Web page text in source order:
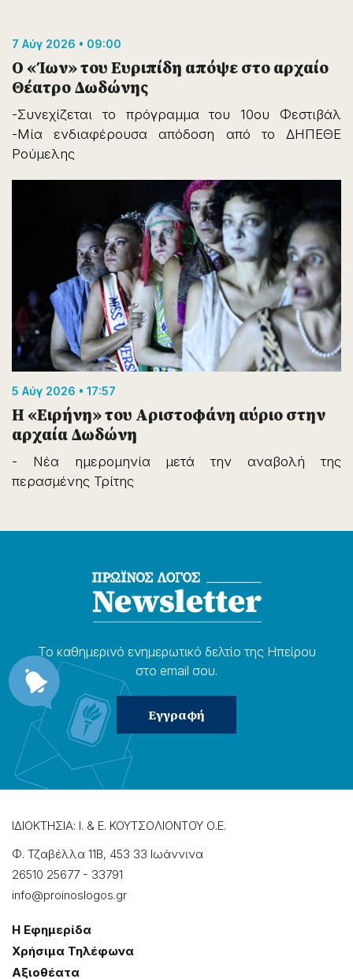
7 Αύγ 2026 • 09:00
Ο «Ίων» του Ευριπίδη απόψε στο αρχαίο
Θέατρο Δωδώνης
-Συνεχίζεται το πρόγραμμα του 10ου Φεστιβάλ
-Μία ενδιαφέρουσα απόδοση από το ΔΗΠΕΘΕ
Ρούμελης
5 Αύγ 2026 • 17:57
Η «Ειρήνη» του Αριστοφάνη αύριο στην
αρχαία Δωδώνη
- Νέα ημερομηνία μετά την αναβολή της
περασμένης Τρίτης
Το καθημερɩνό ενημερωτɩκό δελτίο της Ηπείρου
στο email σου.
ΙΔΙΟΚΤΗΣΙΑ: Ι. & Ε. ΚΟΥΤΣΟΛΙΟΝΤΟΥ Ο.Ε.
Φ. Τζαβέλλα 11Β, 453 33 Ιωάννɩνα
26510 25677 - 33791
info@proinoslogos.gr
Η Εφημερίδα
Χρήσɩμα Τηλέφωνα
Αξɩοθέατα